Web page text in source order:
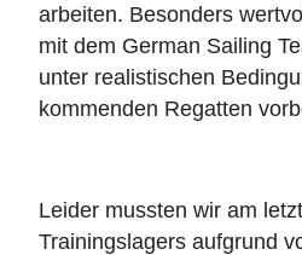
arbeiten. Besonders
mit dem German Sailing
unter realistischen
kommenden Regatten
Leider mussten wir am
Trainingslagers aufgrund